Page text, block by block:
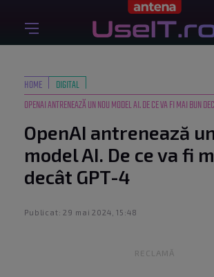
HOME
DIGITAL
OPENAI ANTRENEAZĂ UN NOU MODEL AI. DE CE VA FI MAI BUN
OpenAI antrenează
model AI. De ce va fi
decât GPT-4
Publicat: 29 mai 2024, 15:48
RECLAMĂ